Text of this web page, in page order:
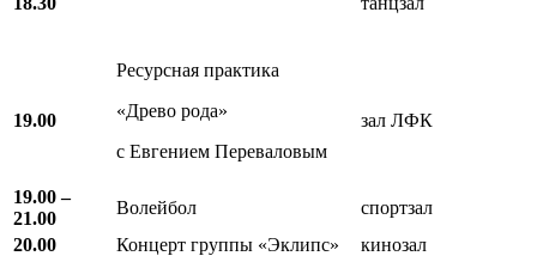
19.00
Ресурсная практика
«Древо рода»
с Евгением Переваловым
зал ЛФК
19.00 –
21.00
Волейбол
спортзал
20.00
Концерт группы «Эклипс»
кинозал